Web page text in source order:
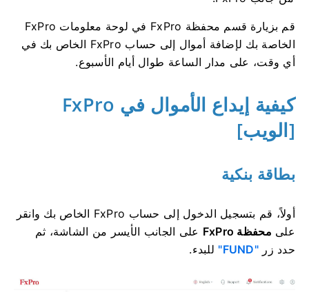
قم بزيارة قسم محفظة FxPro في لوحة معلومات FxPro
الخاصة بك لإضافة أموال إلى حساب FxPro الخاص بك في
أي وقت، على مدار الساعة طوال أيام الأسبوع.
كيفية إيداع الأموال في FxPro
[الويب]
بطاقة بنكية
أولاً، قم بتسجيل الدخول إلى حساب FxPro الخاص بك وانقر
على محفظة FxPro
على الجانب الأيسر من الشاشة، ثم
حدد زر "FUND" للبدء.